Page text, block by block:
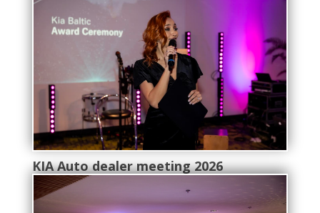
KIA Auto dealer meeting 2026